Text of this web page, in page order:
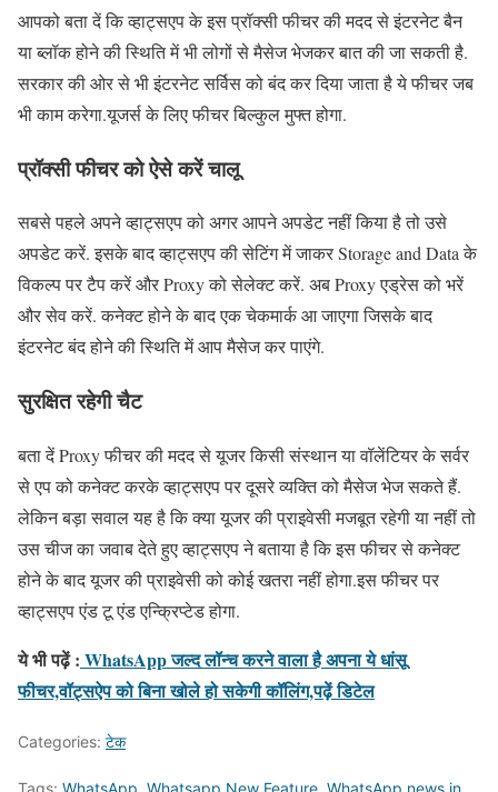
आपको बता दें कि व्हाट्सएप के इस प्रॉक्सी फीचर की मदद से इंटरनेट बैन
या ब्लॉक होने की स्थिति में भी लोगों से मैसेज भेजकर बात की जा सकती है.
सरकार की ओर से भी इंटरनेट सर्विस को बंद कर दिया जाता है ये फीचर जब
भी काम करेगा.यूजर्स के लिए फीचर बिल्कुल मुफ्त होगा.
प्रॉक्सी फीचर को ऐसे करें चालू
सबसे पहले अपने व्हाट्सएप को अगर आपने अपडेट नहीं किया है तो उसे
अपडेट करें. इसके बाद व्हाट्सएप की सेटिंग में जाकर Storage and Data के
विकल्प पर टैप करें और Proxy को सेलेक्ट करें. अब Proxy एड्रेस को भरें
और सेव करें. कनेक्ट होने के बाद एक चेकमार्क आ जाएगा जिसके बाद
इंटरनेट बंद होने की स्थिति में आप मैसेज कर पाएंगे.
सुरक्षित रहेगी चैट
बता दें Proxy फीचर की मदद से यूजर किसी संस्थान या वॉलेंटियर के सर्वर
से एप को कनेक्ट करके व्हाट्सएप पर दूसरे व्यक्ति को मैसेज भेज सकते हैं.
लेकिन बड़ा सवाल यह है कि क्या यूजर की प्राइवेसी मजबूत रहेगी या नहीं तो
उस चीज का जवाब देते हुए व्हाट्सएप ने बताया है कि इस फीचर से कनेक्ट
होने के बाद यूजर की प्राइवेसी को कोई खतरा नहीं होगा.इस फीचर पर
व्हाट्सएप एंड टू एंड एन्क्रिप्टेड होगा.
ये भी पढ़ें : WhatsApp जल्द लॉन्च करने वाला है अपना ये धांसू
फीचर,वॉट्सऐप को बिना खोले हो सकेगी कॉलिंग,पढ़ें डिटेल
Categories: टेक
Tags: WhatsApp Whatsapp New Feature WhatsApp news in